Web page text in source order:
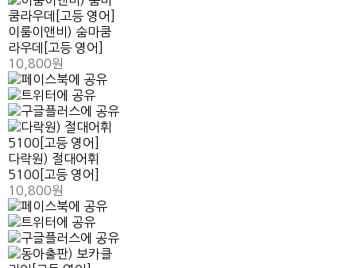
이룸이앤비) 숨마쿰
라우데[고등 영어]
10,800원
다락원) 절대어휘
5100[고등 영어]
10,800원